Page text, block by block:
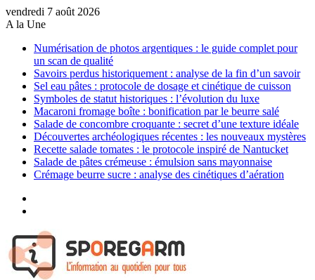
vendredi 7 août 2026
A la Une
Numérisation de photos argentiques : le guide complet pour
un scan de qualité
Savoirs perdus historiquement : analyse de la fin d’un savoir
Sel eau pâtes : protocole de dosage et cinétique de cuisson
Symboles de statut historiques : l’évolution du luxe
Macaroni fromage boîte : bonification par le beurre salé
Salade de concombre croquante : secret d’une texture idéale
Découvertes archéologiques récentes : les nouveaux mystères
Recette salade tomates : le protocole inspiré de Nantucket
Salade de pâtes crémeuse : émulsion sans mayonnaise
Crémage beurre sucre : analyse des cinétiques d’aération
Menu